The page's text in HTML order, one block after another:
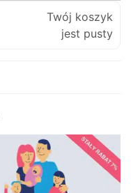
Twój koszyk
jest pusty